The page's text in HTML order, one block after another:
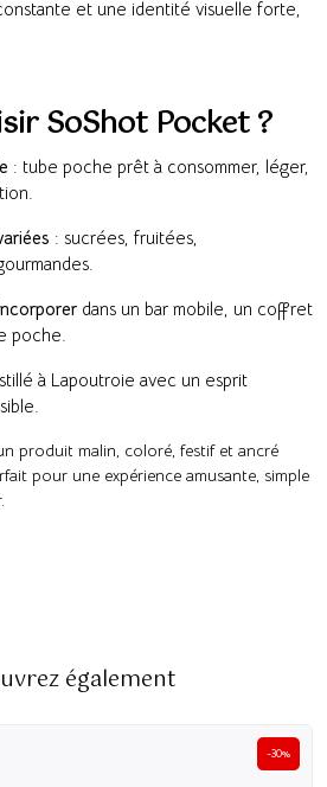
et une identité visuelle forte,
SoShot Pocket ?
: tube poche prêt à consommer, léger,
: sucrées, fruitées,
dans un bar mobile, un coffret
poche.
à Lapoutroie avec un esprit
produit malin, coloré, festif et ancré
pour une expérience amusante, simple
également
-30%